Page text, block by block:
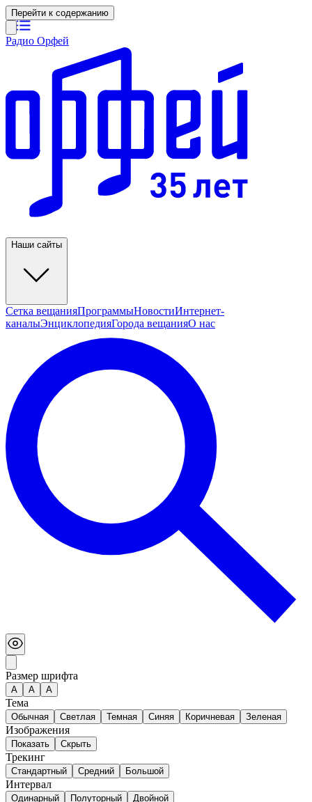
Перейти к содержанию
Радио Орфей
Наши сайты
Сетка вещанияПрограммыНовостиИнтернет-
каналыЭнциклопедияГорода вещанияО нас
Размер шрифта
А A A
Тема
Обычная Светлая Темная Синяя Коричневая Зеленая
Изображения
Показать Скрыть
Трекинг
Стандартный Средний Большой
Интервал
Одинарный Полуторный Двойной